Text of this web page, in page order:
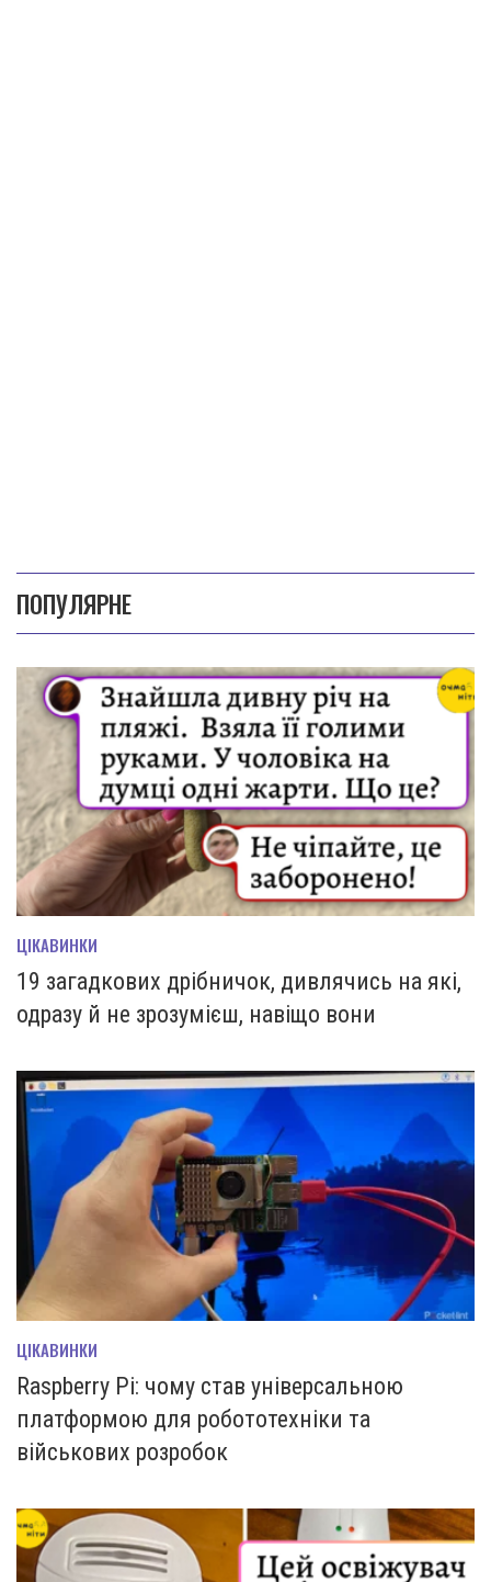
ПОПУЛЯРНЕ
ЦІКАВИНКИ
19 загадкових дрібничок, дивлячись на які,
одразу й не зрозумієш, навіщо вони
ЦІКАВИНКИ
Raspberry Pi: чому став універсальною
платформою для робототехніки та
військових розробок